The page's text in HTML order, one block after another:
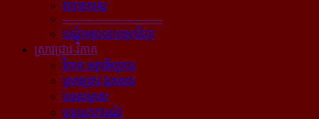
វិទ្យាសាស្ត្រ
----------------------------
បណ្ដុំអត្ថបទបច្ចេកវិទ្យា
ស្រាវជ្រាវ-វិភាគ
វិភាគ អត្ថាធិប្បាយ
ស្រាវជ្រាវ ឯកសារ
បទសម្ភាស
បទយកការណ៍